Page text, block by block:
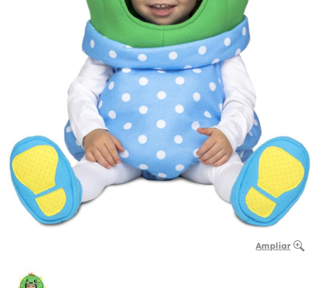
Ampliar